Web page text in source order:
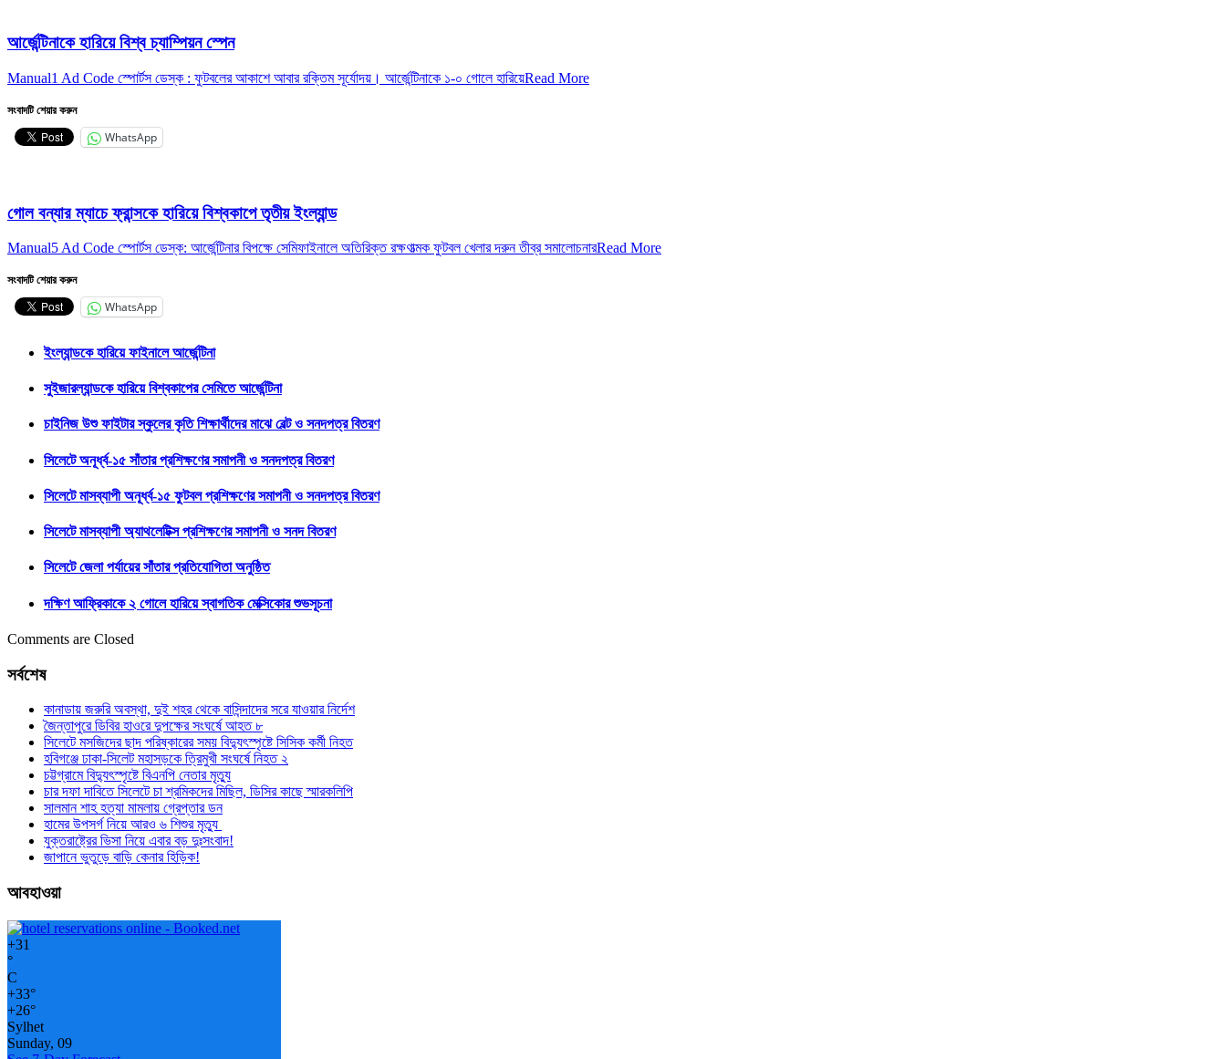
আর্জেন্টিনাকে হারিয়ে বিশ্ব চ্যাম্পিয়ন স্পেন
Manual1 Ad Code স্পোর্টস ডেস্ক : ফুটবলের আকাশে আবার রক্তিম সূর্যোদয়। আর্জেন্টিনাকে ১-০ গোলে হারিয়েRead More
সংবাদটি শেয়ার করুন
WhatsApp
গোল বন্যার ম্যাচে ফ্রান্সকে হারিয়ে বিশ্বকাপে তৃতীয় ইংল্যান্ড
Manual5 Ad Code স্পোর্টস ডেস্ক: আর্জেন্টিনার বিপক্ষে সেমিফাইনালে অতিরিক্ত রক্ষণাত্মক ফুটবল খেলার দরুন তীব্র সমালোচনারRead More
সংবাদটি শেয়ার করুন
WhatsApp
ইংল্যান্ডকে হারিয়ে ফাইনালে আর্জেন্টিনা
সুইজারল্যান্ডকে হারিয়ে বিশ্বকাপের সেমিতে আর্জেন্টিনা
চাইনিজ উশু ফাইটার স্কুলের কৃতি শিক্ষার্থীদের মাঝে বেল্ট ও সনদপত্র বিতরণ
সিলেটে অনূর্ধ্ব-১৫ সাঁতার প্রশিক্ষণের সমাপনী ও সনদপত্র বিতরণ
সিলেটে মাসব্যাপী অনূর্ধ্ব-১৫ ফুটবল প্রশিক্ষণের সমাপনী ও সনদপত্র বিতরণ
সিলেটে মাসব্যাপী অ্যাথলেটিক্স প্রশিক্ষণের সমাপনী ও সনদ বিতরণ
সিলেটে জেলা পর্যায়ের সাঁতার প্রতিযোগিতা অনুষ্ঠিত
দক্ষিণ আফ্রিকাকে ২ গোলে হারিয়ে স্বাগতিক মেক্সিকোর শুভসূচনা
Comments are Closed
সর্বশেষ
কানাডায় জরুরি অবস্থা, দুই শহর থেকে বাসিন্দাদের সরে যাওয়ার নির্দেশ
জৈন্তাপুরে ডিবির হাওরে দুপক্ষের সংঘর্ষে আহত ৮
সিলেটে মসজিদের ছাদ পরিষ্কারের সময় বিদ্যুৎস্পৃষ্টে সিসিক কর্মী নিহত
হবিগঞ্জে ঢাকা-সিলেট মহাসড়কে ত্রিমুখী সংঘর্ষে নিহত ২
চট্টগ্রামে বিদ্যুৎস্পৃষ্টে বিএনপি নেতার মৃত্যু
চার দফা দাবিতে সিলেটে চা শ্রমিকদের মিছিল, ডিসির কাছে স্মারকলিপি
সালমান শাহ হত্যা মামলায় গ্রেপ্তার ডন
হামের উপসর্গ নিয়ে আরও ৬ শিশুর মৃত্যু
যুক্তরাষ্ট্রের ভিসা নিয়ে এবার বড় দুঃসংবাদ!
জাপানে ভুতুড়ে বাড়ি কেনার হিড়িক!
আবহাওয়া
+31
°
C
+33°
+26°
Sylhet
Sunday, 09